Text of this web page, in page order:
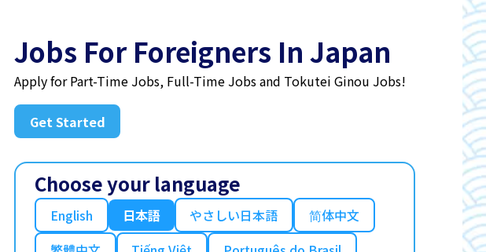
Jobs For Foreigners In Japan
Apply for Part-Time Jobs, Full-Time Jobs and Tokutei Ginou Jobs!
Get Started
Choose your language
English 日本語 やさしい日本語
简体中文